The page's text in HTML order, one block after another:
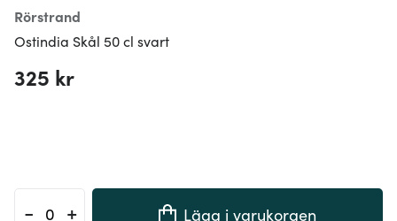
Rörstrand
Ostindia Skål 50 cl svart
325 kr
- + Lägg i varukorgen